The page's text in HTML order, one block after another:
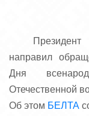
направил
Дня
Отечественной
Об этом БЕЛТА